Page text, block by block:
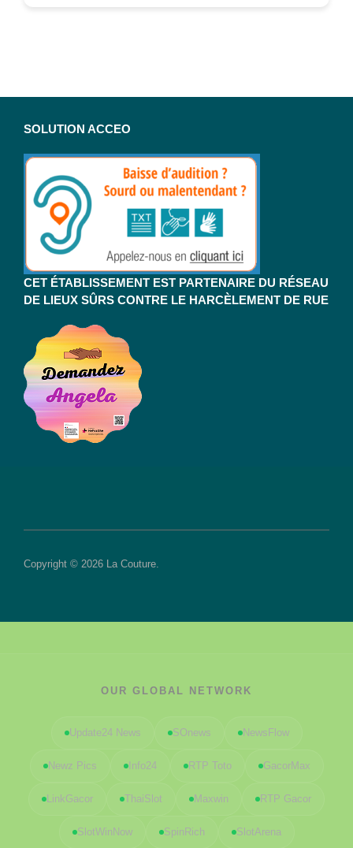
SOLUTION ACCEO
CET ÉTABLISSEMENT EST PARTENAIRE DU RÉSEAU
DE LIEUX SÛRS CONTRE LE HARCÈLEMENT DE RUE
Copyright © 2026 La Couture.
OUR GLOBAL NETWORK
Update24 News SOnews NewsFlow
Newz Pics Info24 RTP Toto GacorMax
LinkGacor ThaiSlot Maxwin RTP Gacor
SlotWinNow SpinRich SlotArena